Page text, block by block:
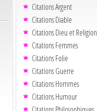
Citations Argent
Citations Diable
Citations Dieu et Religion
Citations Femmes
Citations Folie
Citations Guerre
Citations Hommes
Citations Humour